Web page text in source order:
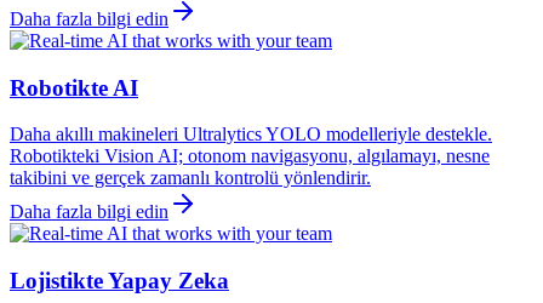
Daha fazla bilgi edin
Robotikte AI
Daha akıllı makineleri Ultralytics YOLO modelleriyle destekle.
Robotikteki Vision AI; otonom navigasyonu, algılamayı, nesne
takibini ve gerçek zamanlı kontrolü yönlendirir.
Daha fazla bilgi edin
Lojistikte Yapay Zeka